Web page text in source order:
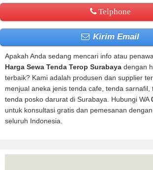
Telphone
Kirim Email
Apakah Anda sedang mencari info atau
Harga Sewa Tenda Terop Surabaya dengan
terbaik? Kami adalah produsen dan supplier
menjual aneka jenis tenda cafe, tenda sarnafil,
tenda posko darurat di Surabaya. Hubungi WA
untuk konsultasi gratis dan pemesanan
seluruh Indonesia.